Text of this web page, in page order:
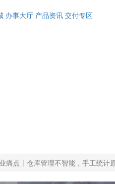
办事大厅 产品资讯 交付专区
痛点丨仓库管理不智能，手工统计